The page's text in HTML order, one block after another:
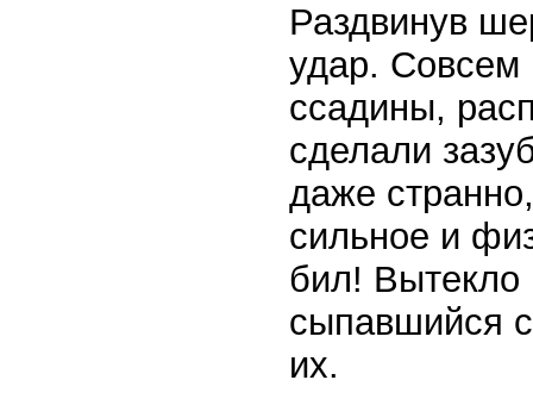
Раздвинув
удар. Совсем
ссадины,
сделали
даже
сильное и
бил! Вытекло
сыпавшийся
их.